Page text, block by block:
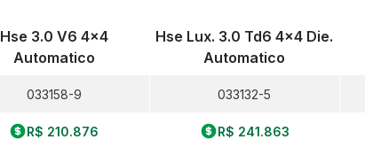
Hse 3.0 V6 4x4
Automatico
033158-9
R$ 210.876
Hse Lux. 3.0 Td6 4x4 Die.
Automatico
033132-5
R$ 241.863